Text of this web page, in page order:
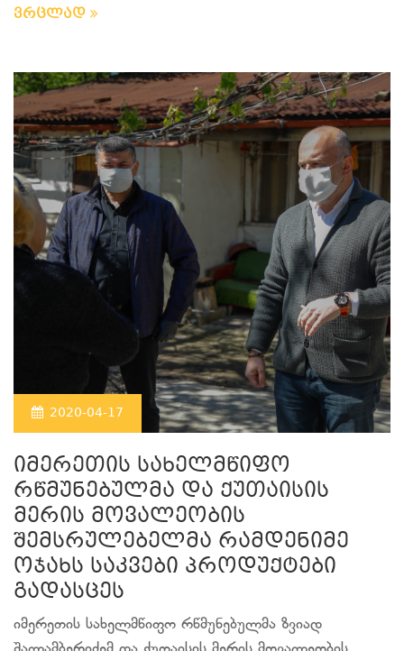
ვრცლად
2020-04-17
იმერეთის სახელმწიფო
რწმუნებულმა და ქუთაისის
მერის მოვალეობის
შემსრულებელმა რამდენიმე
ოჯახს საკვები პროდუქტები
გადასცეს
იმერეთის სახელმწიფო რწმუნებულმა ზვიად